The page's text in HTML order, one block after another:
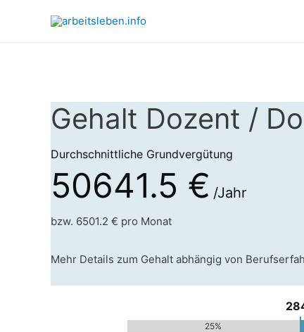
Gehalt Dozent /
Durchschnittliche Grundvergütung
50641.5 € /Jahr
bzw. 6501.2 € pro Monat
Mehr Details zum Gehalt abhängig von
25%